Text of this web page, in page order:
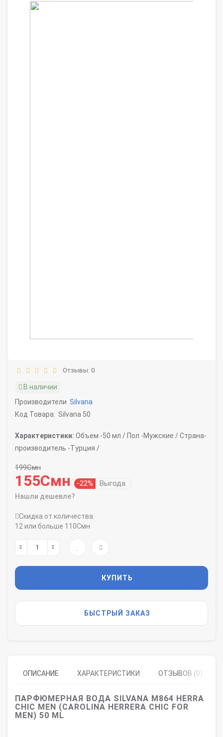
Отзывы: 0
В наличии
Производители Silvana
Код Товара: Silvana 50
Характеристики: Объем -50 мл / Пол -Мужские /Страна-
производитель -Турция /
199Смн
155Смн -22% Выгода
Нашли дешевле?
Скидка от количества:
12 или больше 110Смн
КУПИТЬ
БЫСТРЫЙ ЗАКАЗ
ОПИСАНИЕ ХАРАКТЕРИСТИКИ ОТЗЫВОВ (0)
ПАРФЮМЕРНАЯ ВОДА SILVANA M864 HERRA
CHIC MEN (CAROLINA HERRERA CHIC FOR
MEN) 50 ML